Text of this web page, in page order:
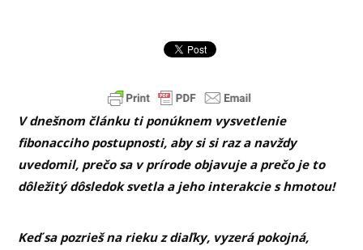
V dnešnom článku ti ponúknem vysvetlenie
fibonacciho postupnosti, aby si si raz a navždy
uvedomil, prečo sa v prírode objavuje a prečo je to
dôležitý dôsledok svetla a jeho interakcie s hmotou!
Keď sa pozrieš na rieku z diaľky, vyzerá pokojná,